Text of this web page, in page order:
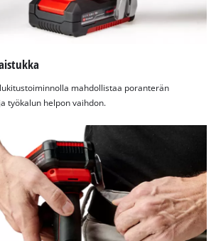
mahdollistaa poranterän
työkalun helpon vaihdon.